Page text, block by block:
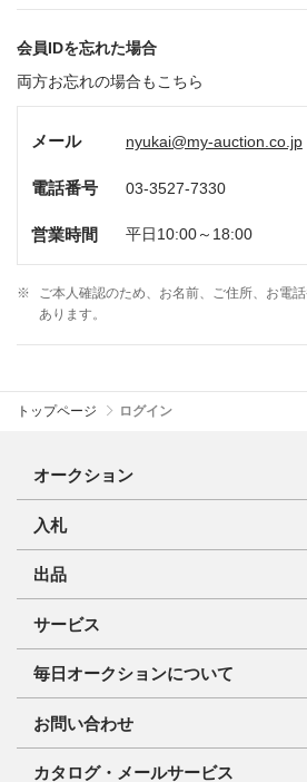
会員IDを忘れた場合
両方お忘れの場合もこちら
メール nyukai@my-auction.co.jp
電話番号 03-3527-7330
営業時間 平日10:00～18:00
※
ご本人確認のため、お名前、ご住所、お電
あります。
トップページ ログイン
オークション
入札
出品
サービス
毎日オークションについて
お問い合わせ
カタログ・メールサービス